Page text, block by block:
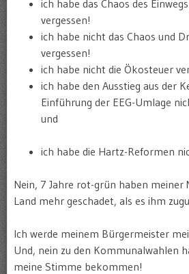
ich habe das Chaos des
vergessen!
ich habe nicht das Chaos und
vergessen!
ich habe nicht die Ökosteuer
ich habe den Ausstieg aus der
Einführung der EEG-Umlage
und
ich habe die Hartz-Reformen
Nein, 7 Jahre rot-grün haben meiner
Land mehr geschadet, als es ihm
Ich werde meinem Bürgermeister
Und, nein zu den Kommunalwahlen
meine Stimme bekommen!